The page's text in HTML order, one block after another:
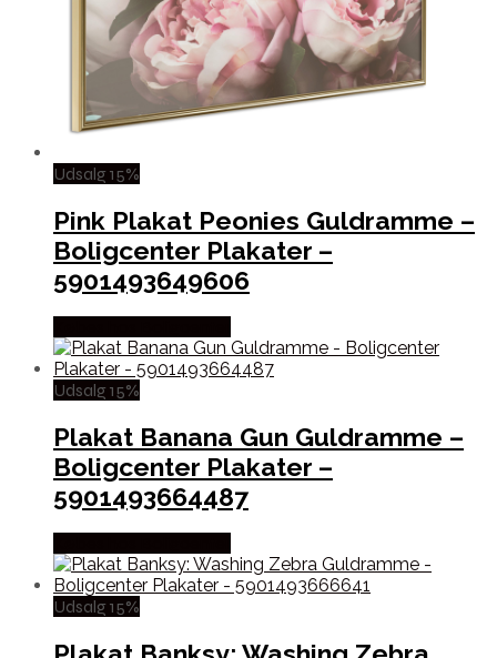
Udsalg 15%
Pink Plakat Peonies Guldramme –
Boligcenter Plakater –
5901493649606
Udsalg 15%
Plakat Banana Gun Guldramme –
Boligcenter Plakater –
5901493664487
Udsalg 15%